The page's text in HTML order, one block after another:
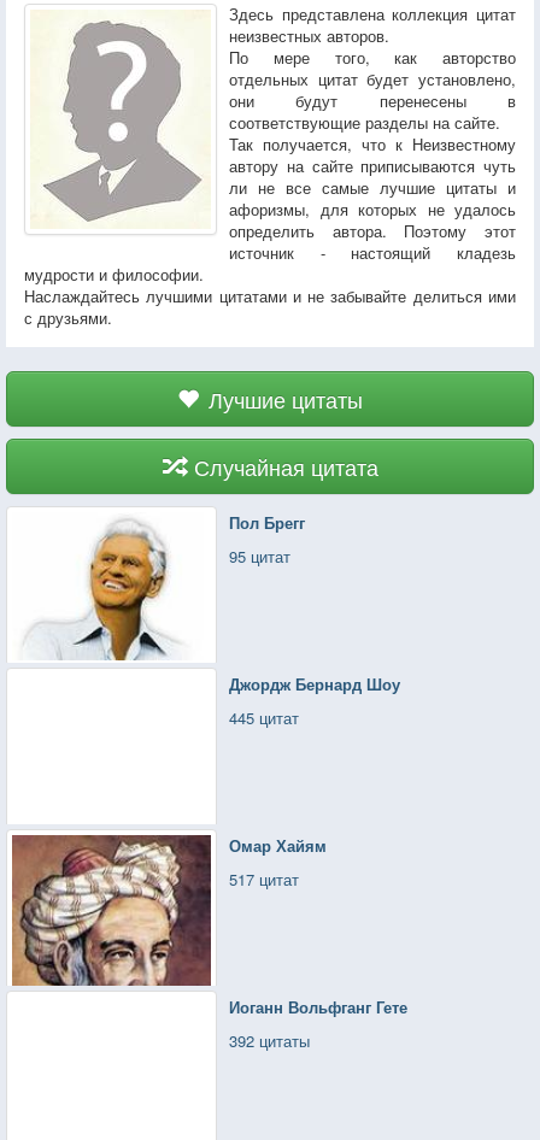
Здесь представлена коллекция цитат
неизвестных авторов.
По мере того, как авторство
отдельных цитат будет установлено,
они будут перенесены в
соответствующие разделы на сайте.
Так получается, что к Неизвестному
автору на сайте приписываются чуть
ли не все самые лучшие цитаты и
афоризмы, для которых не удалось
определить автора. Поэтому этот
источник - настоящий кладезь
мудрости и философии.
Наслаждайтесь лучшими цитатами и не забывайте делиться ими
с друзьями.
Лучшие цитаты
Случайная цитата
Пол Брегг
95 цитат
Джордж Бернард Шоу
445 цитат
Омар Хайям
517 цитат
Иоганн Вольфганг Гете
392 цитаты